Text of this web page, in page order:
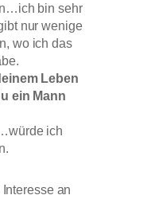
bin sehr
nur wenige
wo ich das
Leben
ein Mann
ich
an